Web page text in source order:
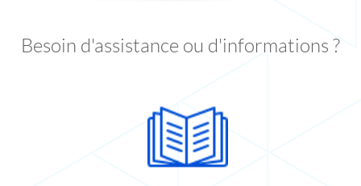
Besoin d'assistance ou d'informations ?